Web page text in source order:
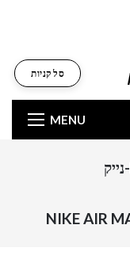
MENU
סל קניות